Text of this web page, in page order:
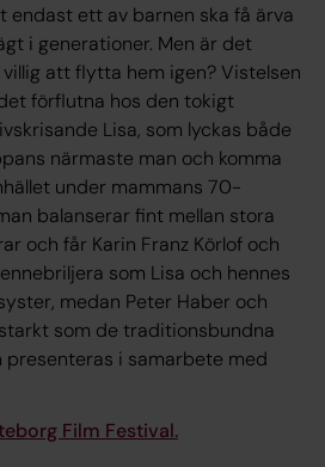
endast ett av barnen ska få ärva
i generationer. Men är det
att flytta hem igen? Vistelsen
förflutna hos den tokigt
Lisa, som lyckas både
närmaste man och komma
under mammans 70-
balanserar fint mellan stora
och får Karin Franz Körlof och
som Lisa och hennes
medan Peter Haber och
som de traditionsbundna
presenteras i samarbete med
Film Festival.